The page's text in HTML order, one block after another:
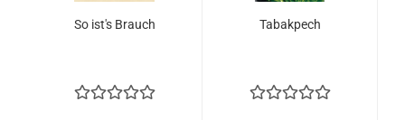
So ist's Brauch Tabakpech